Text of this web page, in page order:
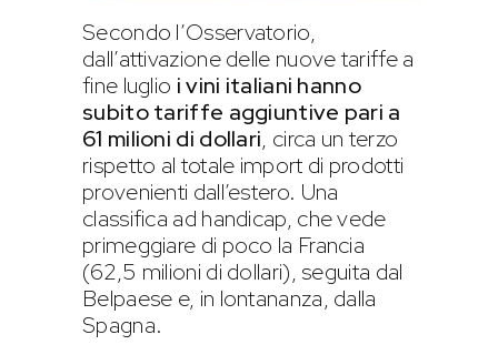
Secondo l’Osservatorio,
dall’attivazione delle nuove tariffe a
fine luglio i vini italiani hanno
subito tariffe aggiuntive pari a
61 milioni di dollari, circa un terzo
rispetto al totale import di prodotti
provenienti dall’estero. Una
classifica ad handicap, che vede
primeggiare di poco la Francia
(62,5 milioni di dollari), seguita dal
Belpaese e, in lontananza, dalla
Spagna.